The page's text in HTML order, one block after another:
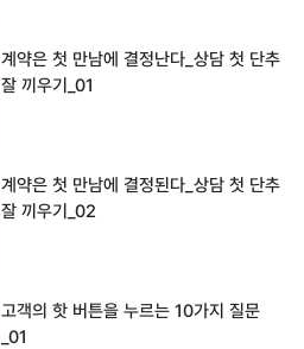
계약은 첫 만남에 결정난다_상담 첫 단추
잘 끼우기_01
계약은 첫 만남에 결정된다_상담 첫 단추
잘 끼우기_02
고객의 핫 버튼을 누르는 10가지 질문
_01